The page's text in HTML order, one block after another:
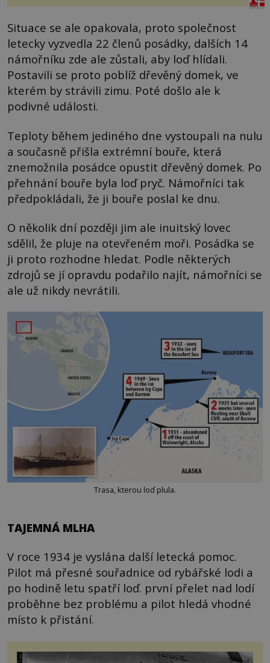
Situace se ale opakovala, proto společnost
letecky vyzvedla 22 členů posádky, dalších 14
námořníku zde ale zůstali, aby loď hlídali.
Postavili se proto poblíž dřevěný domek, ve
kterém by strávili zimu. Poté došlo ale k
podivné události.
Teploty během jediného dne vystoupali na nulu
a současně přišla extrémní bouře, která
znemožnila posádce opustit dřevěný domek. Po
přehnání bouře byla loď pryč. Námořníci tak
předpokládali, že ji bouře poslal ke dnu.
O několik dní později jim ale inuitský lovec
sdělil, že pluje na otevřeném moři. Posádka se
ji proto rozhodne hledat. Podle některých
zdrojů se jí opravdu podařilo najít, námořníci se
ale už nikdy nevrátili.
Trasa, kterou loď plula.
TAJEMNÁ MLHA
V roce 1934 je vyslána další letecká pomoc.
Pilot má přesné souřadnice od rybářské lodi a
po hodině letu spatří loď. první přelet nad lodí
proběhne bez problému a pilot hledá vhodné
místo k přistání.